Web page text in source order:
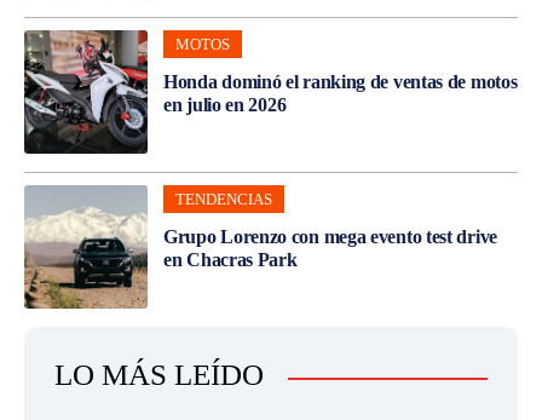
MOTOS
Honda dominó el ranking de ventas de motos
en julio en 2026
TENDENCIAS
Grupo Lorenzo con mega evento test drive
en Chacras Park
LO MÁS LEÍDO